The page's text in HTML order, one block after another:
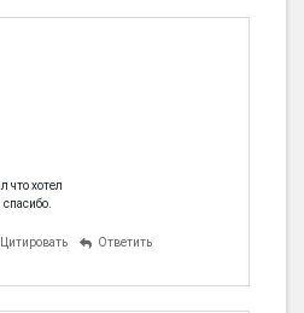
что хотел
Цитировать Ответить